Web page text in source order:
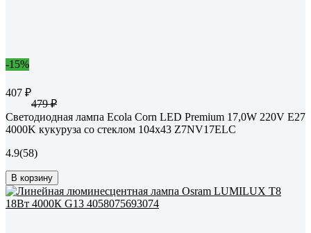
-15%
407 ₽
479 ₽
Светодиодная лампа Ecola Corn LED Premium 17,0W 220V E27
4000K кукуруза со стеклом 104x43 Z7NV17ELC
4.9(58)
В корзину